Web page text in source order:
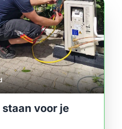
voor je